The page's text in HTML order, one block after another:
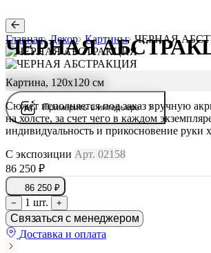
Главная Декор Картины ЧЕРНАЯ
Примерить в интерьере
ЧЕРНАЯ
Картина, 120х120 см
Сюжет исполняется под заказ вручную
на холсте, за счет чего в каждом
индивидуальность и прикосновение руки
С экспозиции Арт. 02158
86 250 ₽
86 250 ₽
−
1 шт. +
Связаться с менеджером
Доставка и оплата